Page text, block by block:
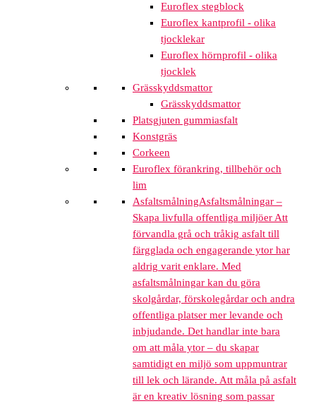
Euroflex stegblock
Euroflex kantprofil - olika
tjocklekar
Euroflex hörnprofil - olika
tjocklek
Grässkyddsmattor
Grässkyddsmattor
Platsgjuten gummiasfalt
Konstgräs
Corkeen
Euroflex förankring, tillbehör och
lim
AsfaltsmålningAsfaltsmålningar –
Skapa livfulla offentliga miljöer Att
förvandla grå och tråkig asfalt till
färgglada och engagerande ytor har
aldrig varit enklare. Med
asfaltsmålningar kan du göra
skolgårdar, förskolegårdar och andra
offentliga platser mer levande och
inbjudande. Det handlar inte bara
om att måla ytor – du skapar
samtidigt en miljö som uppmuntrar
till lek och lärande. Att måla på asfalt
är en kreativ lösning som passar